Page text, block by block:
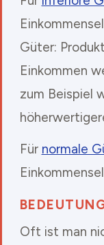
Güter:
Einkommen
zum Beispiel
Für normale
Oft ist man